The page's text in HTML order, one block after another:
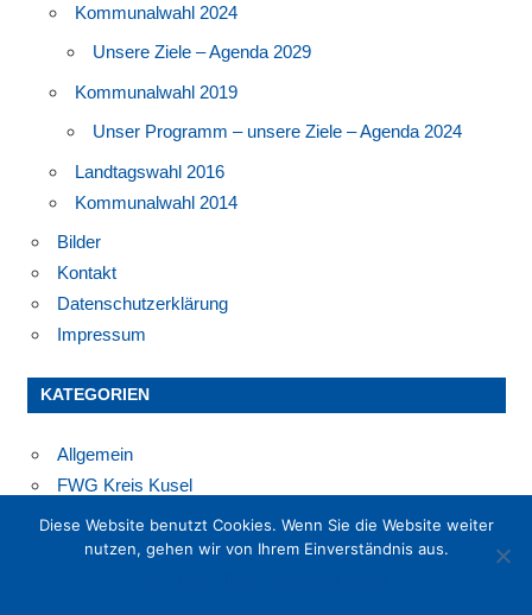
Kommunalwahl 2024
Unsere Ziele – Agenda 2029
Kommunalwahl 2019
Unser Programm – unsere Ziele – Agenda 2024
Landtagswahl 2016
Kommunalwahl 2014
Bilder
Kontakt
Datenschutzerklärung
Impressum
KATEGORIEN
Allgemein
FWG Kreis Kusel
ANSTEHENDE TERMINE:
Diese Website benutzt Cookies. Wenn Sie die Website weiter
nutzen, gehen wir von Ihrem Einverständnis aus.